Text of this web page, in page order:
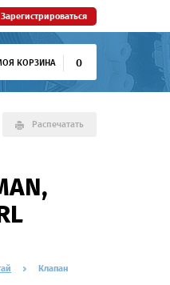
Зарегистрироваться
КОРЗИНА 0
Распечатать
Клапан